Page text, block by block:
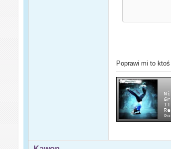
Poprawi mi to